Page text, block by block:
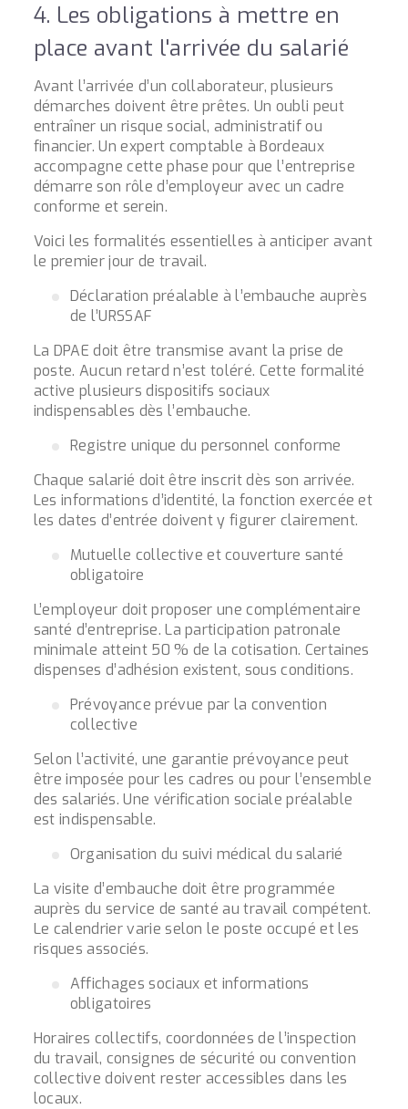
4. Les obligations à mettre en
place avant l'arrivée du salarié
Avant l’arrivée d’un collaborateur, plusieurs
démarches doivent être prêtes. Un oubli peut
entraîner un risque social, administratif ou
financier. Un expert comptable à Bordeaux
accompagne cette phase pour que l’entreprise
démarre son rôle d’employeur avec un cadre
conforme et serein.
Voici les formalités essentielles à anticiper avant
le premier jour de travail.
Déclaration préalable à l’embauche auprès
de l’URSSAF
La DPAE doit être transmise avant la prise de
poste. Aucun retard n’est toléré. Cette formalité
active plusieurs dispositifs sociaux
indispensables dès l’embauche.
Registre unique du personnel conforme
Chaque salarié doit être inscrit dès son arrivée.
Les informations d’identité, la fonction exercée et
les dates d’entrée doivent y figurer clairement.
Mutuelle collective et couverture santé
obligatoire
L’employeur doit proposer une complémentaire
santé d’entreprise. La participation patronale
minimale atteint 50 % de la cotisation. Certaines
dispenses d’adhésion existent, sous conditions.
Prévoyance prévue par la convention
collective
Selon l’activité, une garantie prévoyance peut
être imposée pour les cadres ou pour l’ensemble
des salariés. Une vérification sociale préalable
est indispensable.
Organisation du suivi médical du salarié
La visite d’embauche doit être programmée
auprès du service de santé au travail compétent.
Le calendrier varie selon le poste occupé et les
risques associés.
Affichages sociaux et informations
obligatoires
Horaires collectifs, coordonnées de l’inspection
du travail, consignes de sécurité ou convention
collective doivent rester accessibles dans les
locaux.